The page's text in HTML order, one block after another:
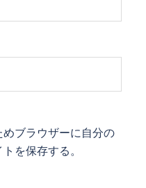
ブラウザーに自分の
を保存する。